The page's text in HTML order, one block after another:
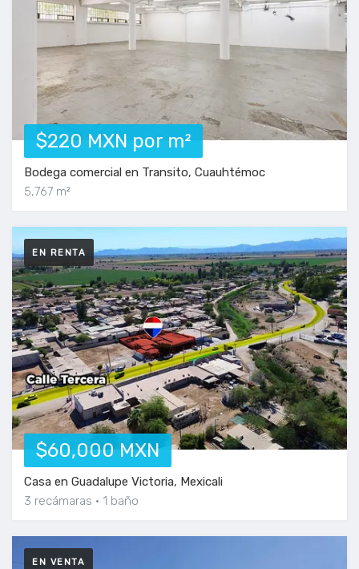
$220 MXN por m²
Bodega comercial en Transito, Cuauhtémoc
5,767 m²
EN RENTA
$60,000 MXN
Casa en Guadalupe Victoria, Mexicali
3 recámaras
1 baño
EN VENTA